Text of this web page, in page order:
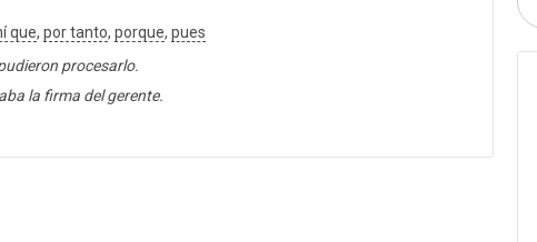
que, por tanto, porque, pues
procesarlo.
la firma del gerente.